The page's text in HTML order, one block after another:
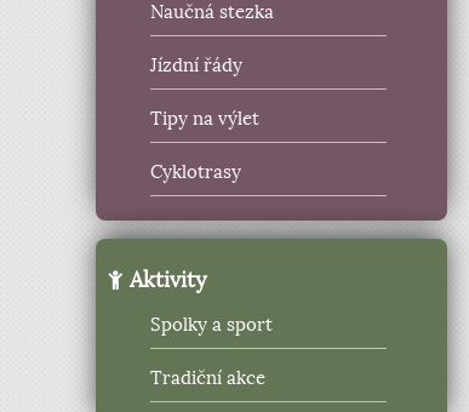
Naučná stezka
Jízdní řády
Tipy na výlet
Cyklotrasy
Aktivity
Spolky a sport
Tradiční akce